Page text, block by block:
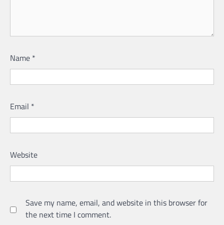
Name *
Email *
Website
Save my name, email, and website in this browser for
the next time I comment.